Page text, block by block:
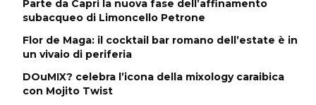
Parte da Capri la nuova fase dell’affinamento
subacqueo di Limoncello Petrone
Flor de Maga: il cocktail bar romano dell’estate è in
un vivaio di periferia
DOuMIX? celebra l’icona della mixology caraibica
con Mojito Twist